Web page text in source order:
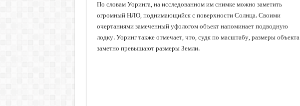
По словам Уоринга, на исследованном им снимке можно заметить
огромный НЛО, поднимающийся с поверхности Солнца. Своими
очертаниями замеченный уфологом объект напоминает подводную
лодку. Уоринг также отмечает, что, судя по масштабу, размеры объекта
заметно превышают размеры Земли.